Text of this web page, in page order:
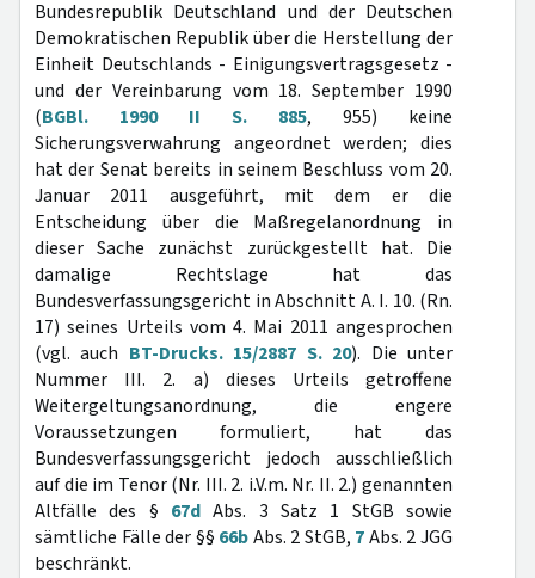
Bundesrepublik Deutschland und der Deutschen
Demokratischen Republik über die Herstellung der
Einheit Deutschlands - Einigungsvertragsgesetz -
und der Vereinbarung vom 18. September 1990
(BGBl. 1990 II S. 885, 955) keine
Sicherungsverwahrung angeordnet werden; dies
hat der Senat bereits in seinem Beschluss vom 20.
Januar 2011 ausgeführt, mit dem er die
Entscheidung über die Maßregelanordnung in
dieser Sache zunächst zurückgestellt hat. Die
damalige Rechtslage hat das
Bundesverfassungsgericht in Abschnitt A. I. 10. (Rn.
17) seines Urteils vom 4. Mai 2011 angesprochen
(vgl. auch BT-Drucks. 15/2887 S. 20). Die unter
Nummer III. 2. a) dieses Urteils getroffene
Weitergeltungsanordnung, die engere
Voraussetzungen formuliert, hat das
Bundesverfassungsgericht jedoch ausschließlich
auf die im Tenor (Nr. III. 2. i.V.m. Nr. II. 2.) genannten
Altfälle des § 67d Abs. 3 Satz 1 StGB sowie
sämtliche Fälle der §§ 66bAbs. 2 StGB, 7Abs. 2 JGG
beschränkt.